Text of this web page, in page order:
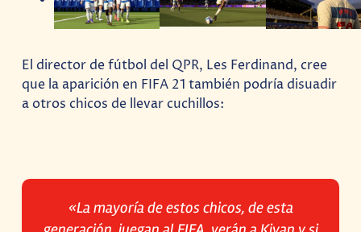
El director de fútbol del QPR, Les Ferdinand, cree
que la aparición en FIFA 21 también podría disuadir
a otros chicos de llevar cuchillos:
«La mayoría de estos chicos, de esta